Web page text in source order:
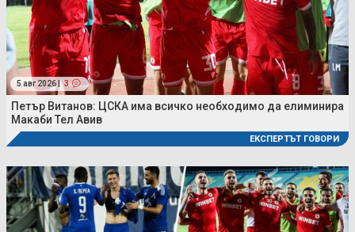
5 авг 2026 | 3
Петър Витанов: ЦСКА има всичко необходимо да елиминира
Макаби Тел Авив
ЕКСПЕРТЪТ ГОВОРИ